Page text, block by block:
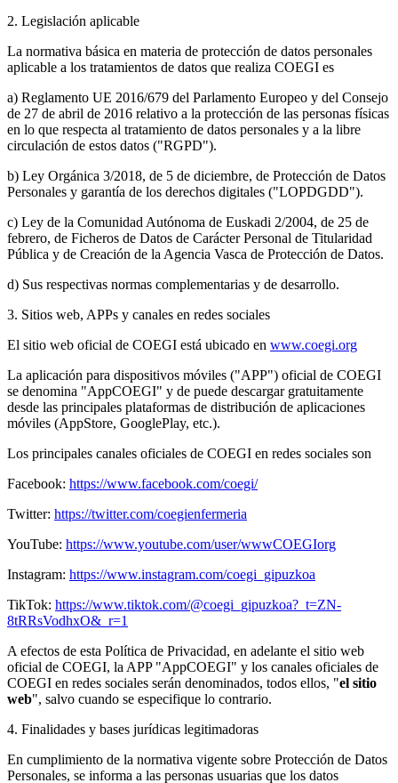
2. Legislación aplicable
La normativa básica en materia de protección de datos personales
aplicable a los tratamientos de datos que realiza COEGI es
a) Reglamento UE 2016/679 del Parlamento Europeo y del Consejo
de 27 de abril de 2016 relativo a la protección de las personas físicas
en lo que respecta al tratamiento de datos personales y a la libre
circulación de estos datos ("RGPD").
b) Ley Orgánica 3/2018, de 5 de diciembre, de Protección de Datos
Personales y garantía de los derechos digitales ("LOPDGDD").
c) Ley de la Comunidad Autónoma de Euskadi 2/2004, de 25 de
febrero, de Ficheros de Datos de Carácter Personal de Titularidad
Pública y de Creación de la Agencia Vasca de Protección de Datos.
d) Sus respectivas normas complementarias y de desarrollo.
3. Sitios web, APPs y canales en redes sociales
El sitio web oficial de COEGI está ubicado en www.coegi.org
La aplicación para dispositivos móviles ("APP") oficial de COEGI
se denomina "AppCOEGI" y de puede descargar gratuitamente
desde las principales plataformas de distribución de aplicaciones
móviles (AppStore, GooglePlay, etc.).
Los principales canales oficiales de COEGI en redes sociales son
Facebook: https://www.facebook.com/coegi/
Twitter: https://twitter.com/coegienfermeria
YouTube: https://www.youtube.com/user/wwwCOEGIorg
Instagram: https://www.instagram.com/coegi_gipuzkoa
TikTok: https://www.tiktok.com/@coegi_gipuzkoa?_t=ZN-
8tRRsVodhxO&_r=1
A efectos de esta Política de Privacidad, en adelante el sitio web
oficial de COEGI, la APP "AppCOEGI" y los canales oficiales de
COEGI en redes sociales serán denominados, todos ellos, "el sitio
web", salvo cuando se especifique lo contrario.
4. Finalidades y bases jurídicas legitimadoras
En cumplimiento de la normativa vigente sobre Protección de Datos
Personales, se informa a las personas usuarias que los datos